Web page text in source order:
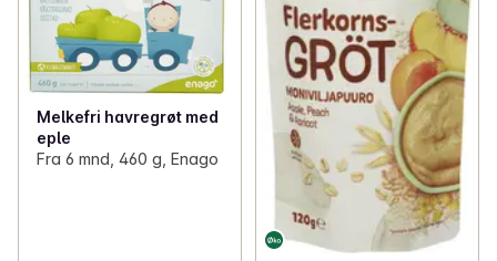
Melkefri havregrøt med
eple
Fra 6 mnd, 460 g, Enago